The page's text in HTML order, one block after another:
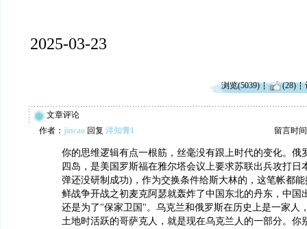
2025-03-23
浏览(5039) (28)
文章评论
作者： jincao 回复 洋知青1 留言时
你的思维逻辑有点一根筋，丝毫没有跟上时代的变化。俄
四岛，是美国罗斯福在雅尔塔会议上要求苏联出兵攻打日
弹还没研制成功)，作为交换条件给斯大林的，这笔帐都
鲜战争开战之初麦克阿瑟就轰炸了中国东北的丹东，中国
还是为了"保家卫国"。乌克兰和俄罗斯在历史上是一家人
土地时活跃的哥萨克人，就是现在乌克兰人的一部分。你